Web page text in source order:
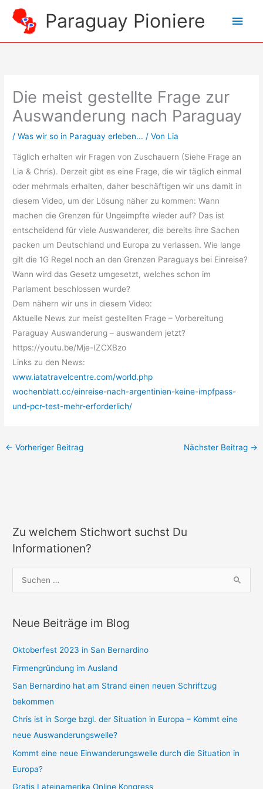
Inhalt
springen
Paraguay Pioniere
Die meist gestellte Frage zur
Auswanderung nach Paraguay
/Was wir so in Paraguay erleben... / Von Lia
Täglich erhalten wir Fragen von Zuschauern (Siehe Frage an
Lia & Chris). Derzeit gibt es eine Frage, die wir täglich einmal
oder mehrmals erhalten, daher beschäftigen wir uns damit in
diesem Video, um der Lösung näher zu kommen: Wann
machen die Grenzen für Ungeimpfte wieder auf? Das ist
entscheidend für viele Auswanderer, die bereits ihre Sachen
packen um Deutschland und Europa zu verlassen. Wie lange
gilt die 1G Regel noch an den Grenzen Paraguays bei Einreise?
Wann wird das Gesetz umgesetzt, welches schon im
Parlament beschlossen wurde?
Dem nähern wir uns in diesem Video:
Aktuelle News zur meist gestellten Frage – Vorbereitung
Paraguay Auswanderung – auswandern jetzt?
https://youtu.be/Mje-IZCXBzo
Links zu den News:
www.iatatravelcentre.com/world.php
wochenblatt.cc/einreise-nach-argentinien-keine-impfpass-
und-pcr-test-mehr-erforderlich/
← Vorheriger Beitrag Nächster Beitrag →
Zu welchem Stichwort suchst Du
Informationen?
u
h
n
n
a
c
h
:
Neue Beiträge im Blog
Oktoberfest 2023 in San Bernardino
Firmengründung im Ausland
San Bernardino hat am Strand einen neuen Schriftzug
bekommen
Chris ist in Sorge bzgl. der Situation in Europa – Kommt eine
neue Auswanderungswelle?
Kommt eine neue Einwanderungswelle durch die Situation in
Europa?
Gratis Lateinamerika Online Kongress